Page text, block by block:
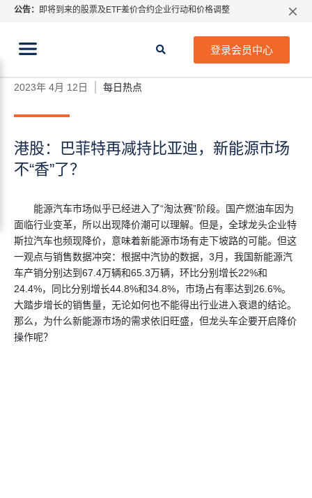
公告： 即将到来的股票及ETF差价合约企业行动和价格调整
ATFX呼吁推进金融市场合规、安全、有序、良性发展
登录会员中心
当前位置:
港股：巴菲特再减持比亚迪，新能源
市场不“香”了？
2023年 4月 12日 每日热点
港股：巴菲特再减持比亚迪，新能源市场
不“香”了？
能源汽车市场似乎已经进入了“淘汰赛”阶段。国产燃油车因为
面临行业变革，所以出现降价潮可以理解。但是，全球龙头企业特
斯拉汽车也频现降价，意味着新能源市场有走下坡路的可能。但这
一观点与销售数据冲突：根据中汽协的数据，3月，我国新能源汽
车产销分别达到67.4万辆和65.3万辆，环比分别增长22%和
24.4%，同比分别增长44.8%和34.8%，市场占有率达到26.6%。
大踏步增长的销售量，无论如何也不能得出行业进入衰退的结论。
那么，为什么新能源市场的需求依旧旺盛，但龙头车企要开启降价
操作呢？